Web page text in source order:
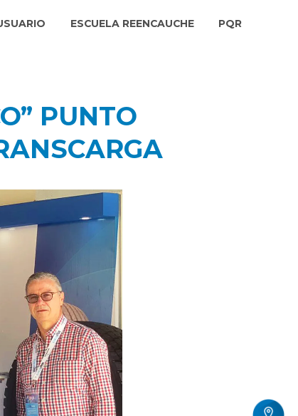
ESCUELA REENCAUCHE PQR
PUNTO